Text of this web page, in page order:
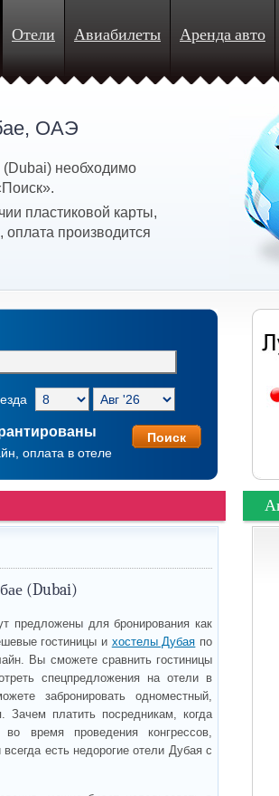
Отели Авиабилеты Аренда авто
ОАЭ
необходимо
пластиковой карты,
производится
оплата в отеле
(Dubai)
предложены для бронирования как
гостиницы и хостелы Дубая по
Вы сможете сравнить гостиницы
спецпредложения на отели в
забронировать одноместный,
платить посредникам, когда
время проведения конгрессов,
есть недорогие отели Дубая с